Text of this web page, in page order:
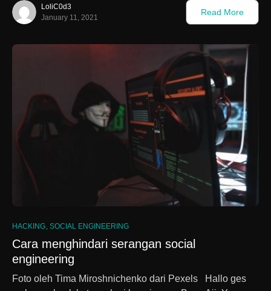
LoliC0d3
January 11, 2021
Read More
HACKING SOCIAL ENGINEERING
Cara menghindari serangan social
engineering
Foto oleh Tima Miroshnichenko dari Pexels Hallo ges